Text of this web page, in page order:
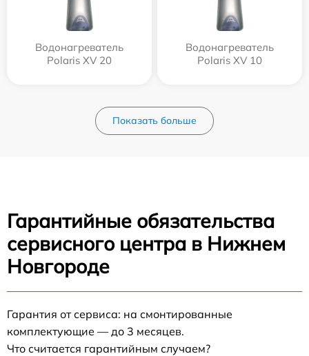
Водонагреватель
Polaris XV 20
Водонагреватель
Polaris XV 10
Показать больше
Гарантийные обязательства
сервисного центра в Нижнем
Новгороде
Гарантия от сервиса: на смонтированные
комплектующие — до 3 месяцев.
Что считается гарантийным случаем?